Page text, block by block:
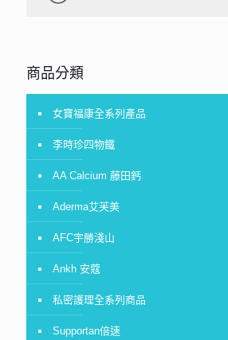
商品分類
女寶福康全系列產品
李時珍四物鐵
AA Calcium 藤田鈣
Aderma艾芙美
AFC宇勝淺山
Ankh 安蔻
私密護理全系列商品
Supportan倍速